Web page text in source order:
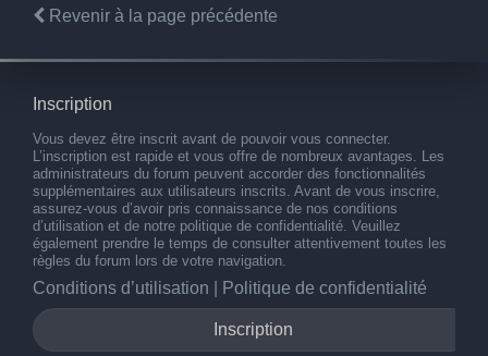
Revenir à la page précédente
Inscription
Vous devez être inscrit avant de pouvoir vous connecter.
L’inscription est rapide et vous offre de nombreux avantages. Les
administrateurs du forum peuvent accorder des fonctionnalités
supplémentaires aux utilisateurs inscrits. Avant de vous inscrire,
assurez-vous d’avoir pris connaissance de nos conditions
d’utilisation et de notre politique de confidentialité. Veuillez
également prendre le temps de consulter attentivement toutes les
règles du forum lors de votre navigation.
Conditions d’utilisation Politique de confidentialité
Inscription